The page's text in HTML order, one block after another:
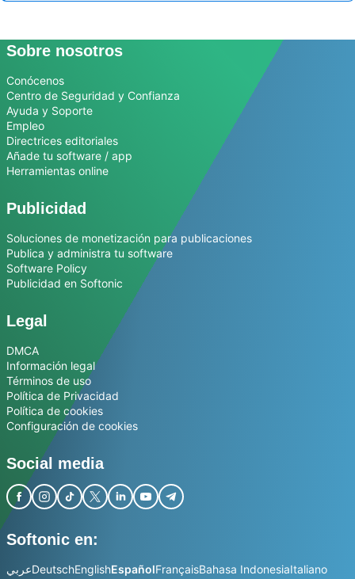
Sobre nosotros
Conócenos
Centro de Seguridad y Confianza
Ayuda y Soporte
Empleo
Directrices editoriales
Añade tu software / app
Herramientas online
Publicidad
Soluciones de monetización para publicaciones
Publica y administra tu software
Software Policy
Publicidad en Softonic
Legal
DMCA
Información legal
Términos de uso
Política de Privacidad
Política de cookies
Configuración de cookies
Social media
Softonic en:
عربيDeutschEnglishEspañolFrançaisBahasa IndonesiaItaliano